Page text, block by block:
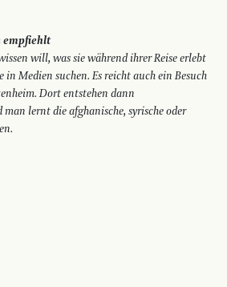
empfiehlt
will, was sie während ihrer Reise erlebt
in Medien suchen. Es reicht auch ein Besuch
Dort entstehen dann
lernt die afghanische, syrische oder